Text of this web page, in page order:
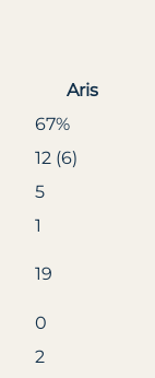
Aris
67%
12 (6)
5
1
19
0
2